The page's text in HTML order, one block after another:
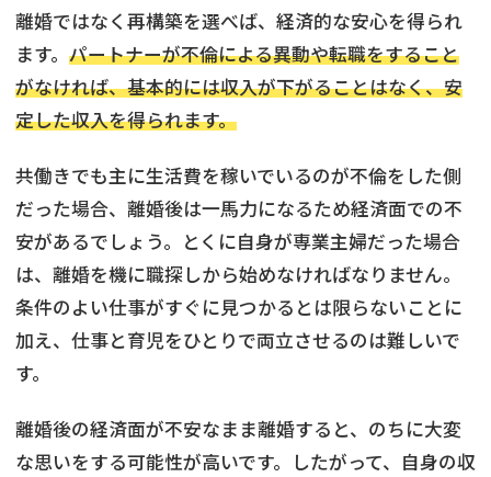
離婚ではなく再構築を選べば、経済的な安心を得られ
ます。 パートナーが不倫による異動や転職をすること
がなければ、基本的には収入が下がることはなく、安
定した収入を得られます。
共働きでも主に生活費を稼いでいるのが不倫をした側
だった場合、離婚後は一馬力になるため経済面での不
安があるでしょう。とくに自身が専業主婦だった場合
は、離婚を機に職探しから始めなければなりません。
条件のよい仕事がすぐに見つかるとは限らないことに
加え、仕事と育児をひとりで両立させるのは難しいで
す。
離婚後の経済面が不安なまま離婚すると、のちに大変
な思いをする可能性が高いです。したがって、自身の収